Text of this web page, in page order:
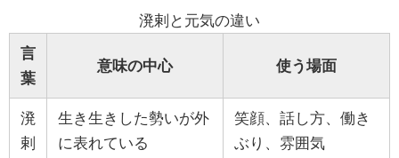
溌剌と元気の違い
言
葉
意味の中心 使う場面
溌
剌
生き生きした勢いが外
に表れている
笑顔、話し方、働き
ぶり、雰囲気